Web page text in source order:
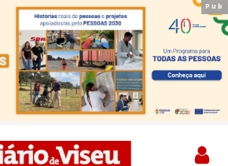
Pub
Pub